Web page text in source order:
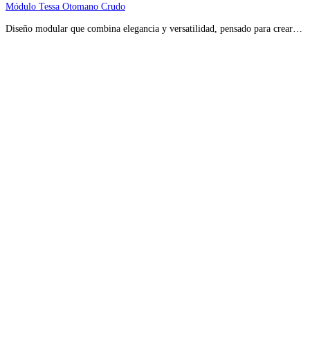
Módulo Tessa Otomano Crudo
Diseño modular que combina elegancia y versatilidad, pensado para crear…